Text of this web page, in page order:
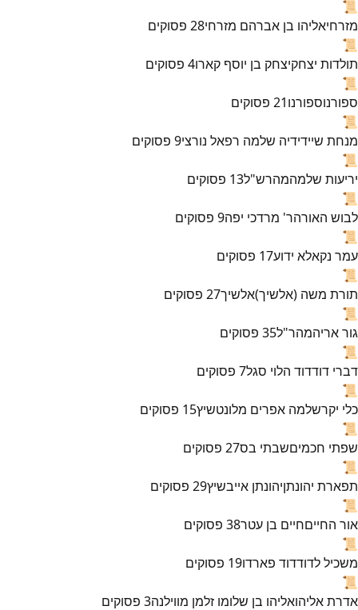
📜
מזרחיאליהו בן אברהם מזרחי28 פסוקים
📜
תולדות יצחקיצחק בן יוסף קארו4 פסוקים
📜
ספורנוספורנו21 פסוקים
📜
מנחת שיידידיה שלמה רפאל נורצי9 פסוקים
📜
יריעות שלמהמהרש"ל13 פסוקים
📜
לבוש האורהר' מרדכי יפה9 פסוקים
📜
עמר נקאלא ידוע17 פסוקים
📜
תורת משה (אלשיך)אלשיך27 פסוקים
📜
גור אריהמהר"ל35 פסוקים
📜
דברי דודדוד הלוי סגל7 פסוקים
📜
כלי יקרשלמה אפרים מלונטשיץ15 פסוקים
📜
שפתי חכמיםשבתי בס27 פסוקים
📜
תפארת יהונתןיהונתן אייבשיץ29 פסוקים
📜
אור החייםחיים בן עטר38 פסוקים
📜
משכיל לדודדוד פארדו19 פסוקים
📜
אדרת אליהואליהו בן שלומו זלמן מווילנה3 פסוקים